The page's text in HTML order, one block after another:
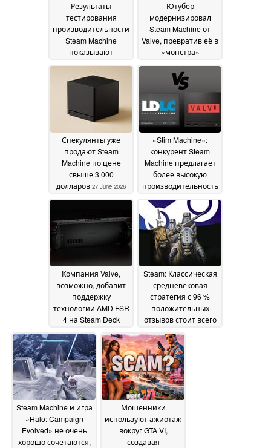
Результаты
тестирования
производительности
Steam Machine
показывают
производительности
на 20 % при
двухканальной
памяти01 July 2026
Ютубер
модернизировал
Steam Machine от
Valve, превратив её в
«монстра»
3000 долларов с 64
ГБ оперативной
памяти и SSD-
накопителем
объёмом 4 ТБ27 June
2026
Спекулянты уже
продают Steam
Machine по цене
свыше 3 000
долларов 27 June 2026
«Stim Machine»:
конкурент Steam
Machine предлагает
более высокую
производительность
26 June
Компания Valve,
возможно, добавит
поддержку
технологии AMD FSR
4 на Steam Deck
Experimental25 June
2026
Steam: Классическая
средневековая
стратегия с 96 %
положительных
отзывов стоит всего
2026
Steam Machine и игра
«Halo: Campaign
Evolved» не очень
хорошо сочетаются,
Мошенники
используют ажиотаж
вокруг GTA VI,
создавая